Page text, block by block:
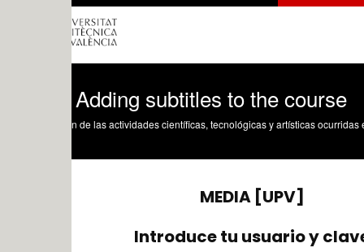
subtitles to the course
de las actividades científicas, tecnológicas y artísticas ocurridas en los tres